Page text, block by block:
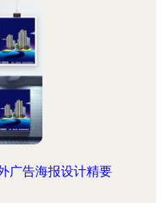
广告海报设计精要